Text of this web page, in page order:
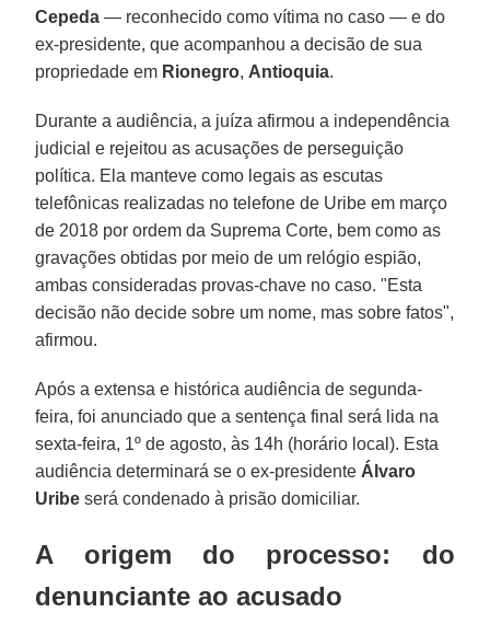
Cepeda — reconhecido como vítima no caso — e do
ex-presidente, que acompanhou a decisão de sua
propriedade em Rionegro, Antioquia.
Durante a audiência, a juíza afirmou a independência
judicial e rejeitou as acusações de perseguição
política. Ela manteve como legais as escutas
telefônicas realizadas no telefone de Uribe em março
de 2018 por ordem da Suprema Corte, bem como as
gravações obtidas por meio de um relógio espião,
ambas consideradas provas-chave no caso. "Esta
decisão não decide sobre um nome, mas sobre fatos",
afirmou.
Após a extensa e histórica audiência de segunda-
feira, foi anunciado que a sentença final será lida na
sexta-feira, 1º de agosto, às 14h (horário local). Esta
audiência determinará se o ex-presidente Álvaro
Uribe será condenado à prisão domiciliar.
A origem do processo: do
denunciante ao acusado